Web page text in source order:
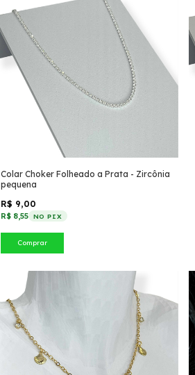
Colar Choker Folheado a Prata - Zircônia
pequena
R$ 9,00
R$ 8,55 NO PIX
Comprar